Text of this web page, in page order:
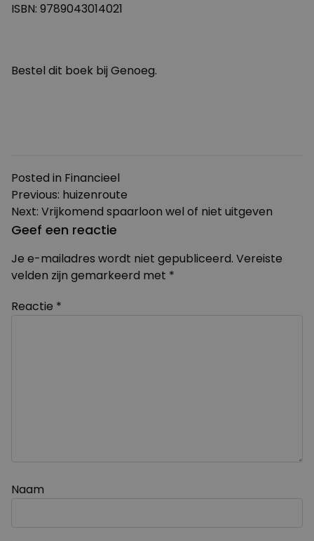
ISBN: 9789043014021
Bestel dit boek bij Genoeg.
Posted in Financieel
Bericht
navigatie
Previous: huizenroute
Next: Vrijkomend spaarloon wel of niet uitgeven
Geef een reactie
Je e-mailadres wordt niet gepubliceerd. Vereiste
velden zijn gemarkeerd met *
Reactie *
Naam